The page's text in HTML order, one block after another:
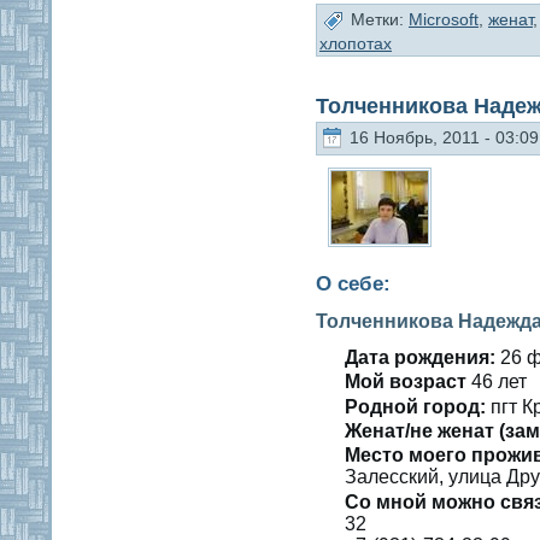
Метки: Microsoft женат
хлопотах
Толченникова
16 Ноябрь, 2011 - 03:09
О себе:
Толченникова
Дата рождения: 26
Мοй вοзраст 46 лет
Роднοй гοрод: пгт
Женат/не женат
Место мοегο
Залесский, улица
Со мнοй мοжно
32